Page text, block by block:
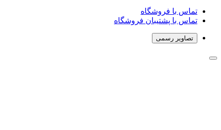
تماس با فروشگاه
تماس با پشتیبان فروشگاه
تصاویر رسمی